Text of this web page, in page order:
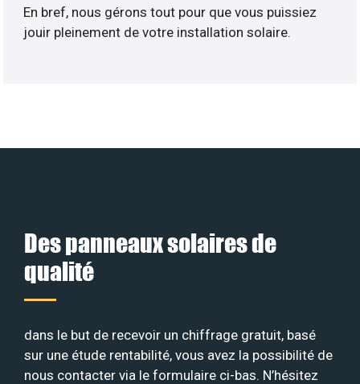
En bref, nous gérons tout pour que vous puissiez
jouir pleinement de votre installation solaire.
Des panneaux solaires de
qualité
dans le but de recevoir un chiffrage gratuit, basé
sur une étude rentabilité, vous avez la possibilité de
nous contacter via le formulaire ci-bas. N’hésitez